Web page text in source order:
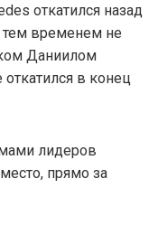
откатился назад
тем временем не
Даниилом
в конец
лидеров
прямо за